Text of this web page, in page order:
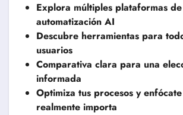
Explora múltiples plataformas de
automatización AI
Descubre herramientas para
usuarios
Comparativa clara para una
informada
Optimiza tus procesos y
realmente importa